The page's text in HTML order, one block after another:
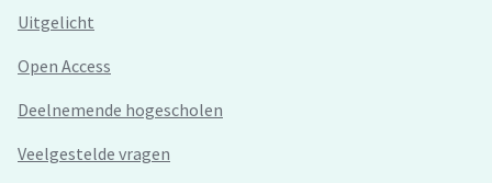
Uitgelicht
Open Access
Deelnemende hogescholen
Veelgestelde vragen